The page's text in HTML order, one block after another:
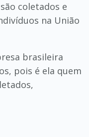
coletados e
na União
brasileira
pois é ela quem